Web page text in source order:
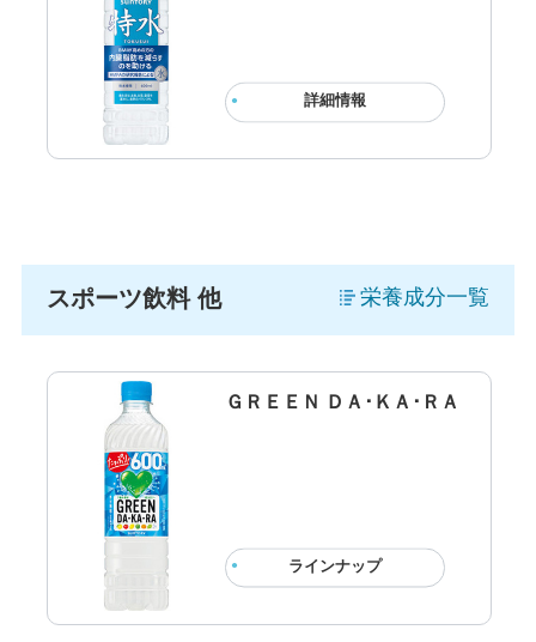
詳細情報
スポーツ飲料 他 栄養成分一覧
ＧＲＥＥＮ ＤＡ･ＫＡ･ＲＡ
ラインナップ